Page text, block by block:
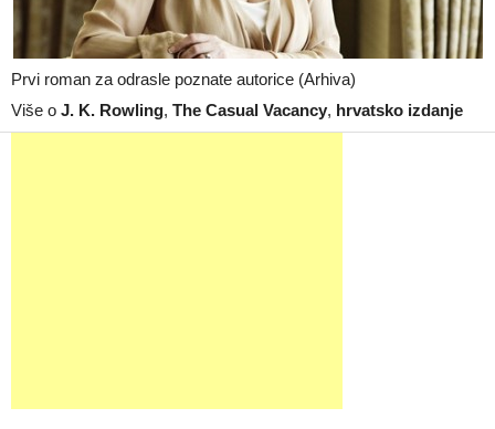
Prvi roman za odrasle poznate autorice (Arhiva)
Više o J. K. Rowling, The Casual Vacancy, hrvatsko izdanje